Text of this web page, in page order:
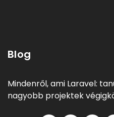
Blog
Mindenről, ami Laravel:
nagyobb projektek